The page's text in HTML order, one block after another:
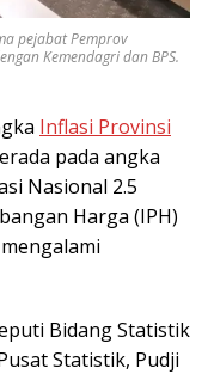
pejabat Pemprov
Kemendagri dan BPS.
Inflasi Provinsi
pada angka
Nasional 2.5
Harga (IPH)
Bidang Statistik
Statistik, Pudji